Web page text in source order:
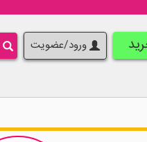
ورود/عضویت